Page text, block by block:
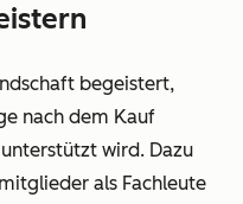
begeistert,
nach dem Kauf
wird. Dazu
als Fachleute